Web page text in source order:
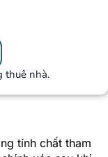
thuê nhà.
tính chất tham